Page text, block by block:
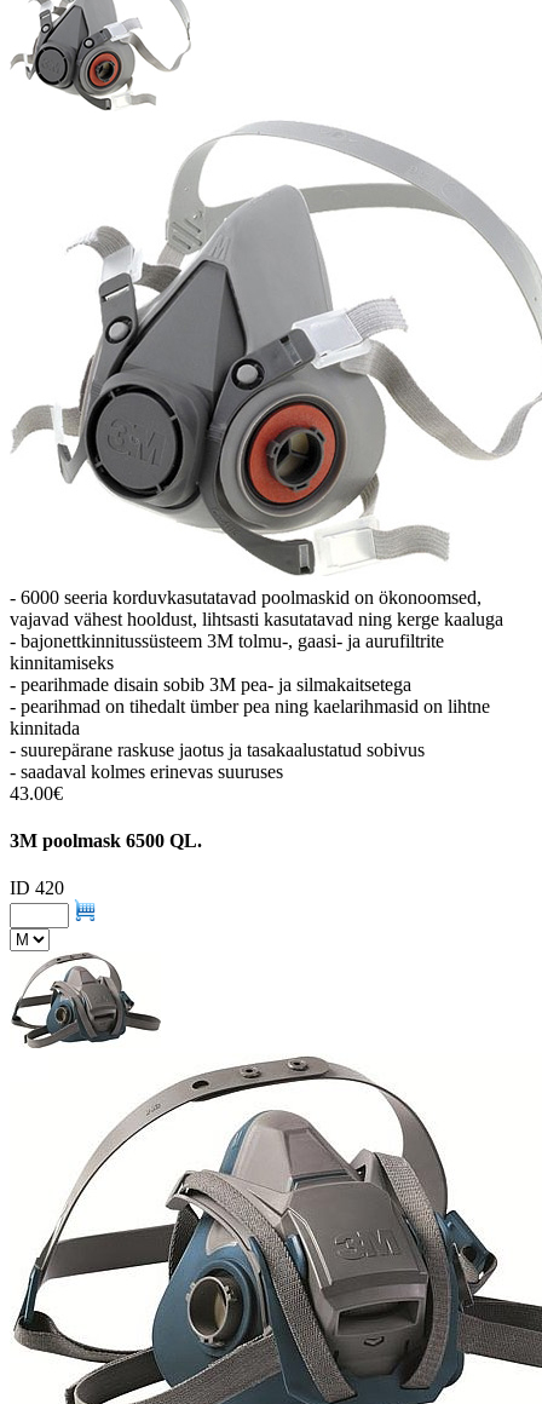
- 6000 seeria korduvkasutatavad poolmaskid on ökonoomsed,
vajavad vähest hooldust, lihtsasti kasutatavad ning kerge kaaluga
- bajonettkinnitussüsteem 3M tolmu-, gaasi- ja aurufiltrite
kinnitamiseks
- pearihmade disain sobib 3M pea- ja silmakaitsetega
- pearihmad on tihedalt ümber pea ning kaelarihmasid on lihtne
kinnitada
- suurepärane raskuse jaotus ja tasakaalustatud sobivus
- saadaval kolmes erinevas suuruses
43.00€
3M poolmask 6500 QL.
ID 420